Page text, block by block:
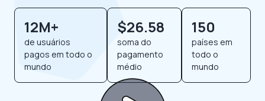
12M+
de usuários
pagos em todo o
mundo
$26.58
soma do
pagamento
médio
150
países em
todo o
mundo